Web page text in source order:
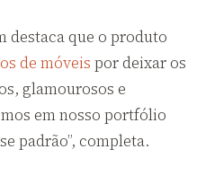
destaca que o produto
de móveis por deixar os
glamourosos e
em nosso portfólio
padrão”, completa.